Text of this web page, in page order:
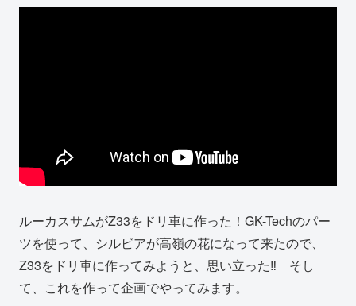
ルーカスサムがZ33をドリ車に作った！GK-Techのパー
ツを使って、シルビアが高嶺の花になって来たので、
Z33をドリ車に作ってみようと、思い立った‼️ そし
て、これを作って企画でやってみます。